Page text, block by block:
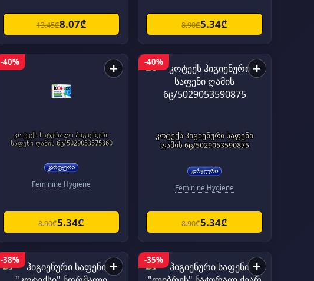
13.45₾8.07₾ 8.90₾5.34₾
-40% +
კოტექს ნატურალი ჰიგიენური
საფენი ღამის 6ც/5029053575360
Feminine Hygiene
8.90₾5.34₾
-40% +
კოტექს ჰიგიენური საფენი
ღამის 6ც/5029053590875
Feminine Hygiene
8.90₾5.34₾
-38% + -35% +